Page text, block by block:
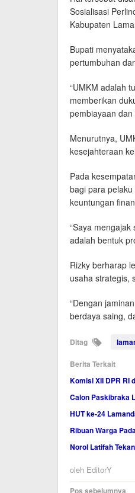
Sosialisasi
Kabupaten
Bupati
pertumbuhan
“UMKM adalah
memberikan
pembiayaan dan
Menurutnya,
kesejahteraan
Pada
bagi para
keuntungan
“Saya
adalah bentuk
Rizky berharap
usaha strategis,
“Dengan
berdaya saing,
Ditag
Berita Terkait
Komisi XII DPR RI
Calon Paskibraka
HUT ke-24
Ribuan Warga
Norol Latifah
oleh EditorY
Pos sebelumnya